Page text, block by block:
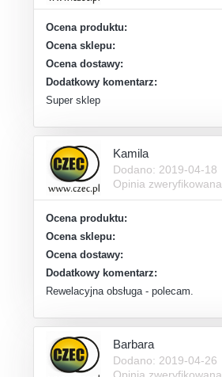
Ocena produktu:
Ocena sklepu:
Ocena dostawy:
Dodatkowy komentarz:
Super sklep
Kamila
Dodano: 2019-04-18
Opinia zweryfikowana
Ocena produktu:
Ocena sklepu:
Ocena dostawy:
Dodatkowy komentarz:
Rewelacyjna obsługa - polecam.
Barbara
Dodano: 2019-04-26